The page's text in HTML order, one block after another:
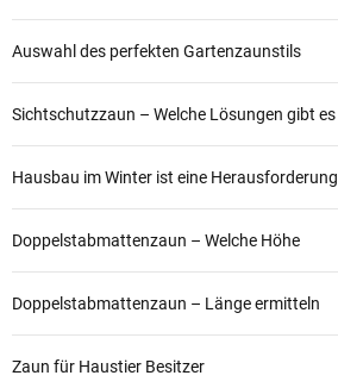
Auswahl des perfekten Gartenzaunstils
Sichtschutzzaun – Welche Lösungen gibt es
Hausbau im Winter ist eine Herausforderung
Doppelstabmattenzaun – Welche Höhe
Doppelstabmattenzaun – Länge ermitteln
Zaun für Haustier Besitzer